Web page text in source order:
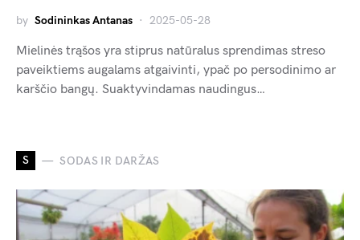
by Sodininkas Antanas 2025-05-28
Mielinės trąšos yra stiprus natūralus sprendimas streso
paveiktiems augalams atgaivinti, ypač po persodinimo ar
karščio bangų. Suaktyvindamas naudingus…
S SODAS IR DARŽAS